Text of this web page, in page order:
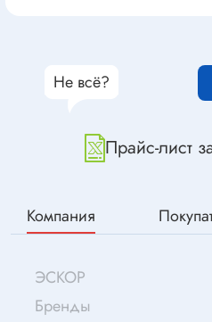
Прайс-лист
Не всё?
Компания
ЭСКОР
Бренды